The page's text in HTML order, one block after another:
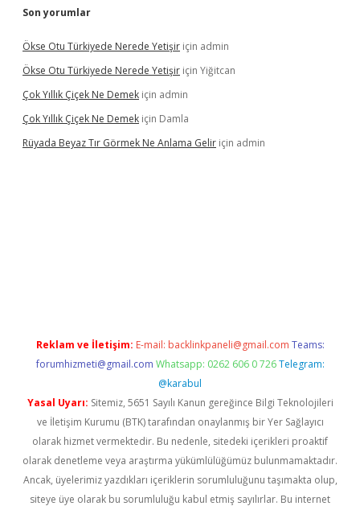
Son yorumlar
Ökse Otu Türkiyede Nerede Yetişir için admin
Ökse Otu Türkiyede Nerede Yetişir için Yiğitcan
Çok Yıllık Çiçek Ne Demek için admin
Çok Yıllık Çiçek Ne Demek için Damla
Rüyada Beyaz Tır Görmek Ne Anlama Gelir için admin
Reklam ve İletişim: E-mail: backlinkpaneli@gmail.com Teams:
forumhizmeti@gmail.com Whatsapp: 0262 606 0 726 Telegram:
@karabul
Yasal Uyarı: Sitemiz, 5651 Sayılı Kanun gereğince Bilgi Teknolojileri
ve İletişim Kurumu (BTK) tarafından onaylanmış bir Yer Sağlayıcı
olarak hizmet vermektedir. Bu nedenle, sitedeki içerikleri proaktif
olarak denetleme veya araştırma yükümlülüğümüz bulunmamaktadır.
Ancak, üyelerimiz yazdıkları içeriklerin sorumluluğunu taşımakta olup,
siteye üye olarak bu sorumluluğu kabul etmiş sayılırlar. Bu internet